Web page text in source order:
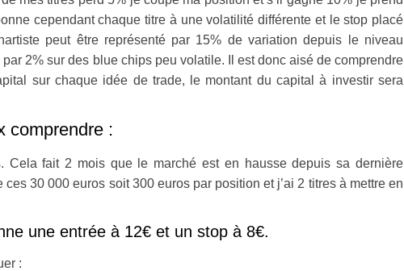
cependant chaque titre à une volatilité différente et le stop placé
peut être représenté par 15% de variation depuis le niveau
2% sur des blue chips peu volatile. Il est donc aisé de comprendre
sur chaque idée de trade, le montant du capital à investir sera
comprendre :
Cela fait 2 mois que le marché est en hausse depuis sa dernière
30 000 euros soit 300 euros par position et j’ai 2 titres à mettre en
une entrée à 12€ et un stop à 8€.
: